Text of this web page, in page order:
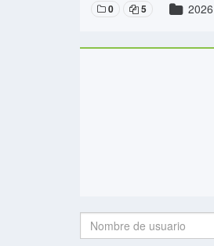
0 5 2026
Nombre
de